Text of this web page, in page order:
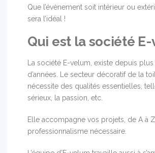
Que l’évènement soit intérieur ou
sera l’idéal !
Qui est la société
La société E-velum, existe depuis plus
d’années. Le secteur décoratif de la
nécessite des qualités essentielles,
sérieux, la passion, etc.
Elle accompagne vos projets, de A à
professionnalisme nécessaire.